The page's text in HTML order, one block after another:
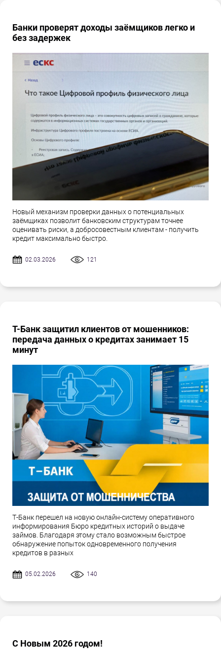
Банки проверят доходы заёмщиков легко и
без задержек
Новый механизм проверки данных о потенциальных
заёмщиках позволит банковским структурам точнее
оценивать риски, а добросовестным клиентам - получить
кредит максимально быстро.
02.03.2026 121
Т-Банк защитил клиентов от мошенников:
передача данных о кредитах занимает 15
минут
Т-Банк перешел на новую онлайн-систему оперативного
информирования Бюро кредитных историй о выдаче
займов. Благодаря этому стало возможным быстрое
обнаружение попыток одновременного получения
кредитов в разных
05.02.2026 140
С Новым 2026 годом!